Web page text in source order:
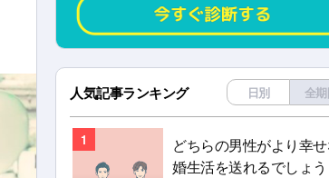
人気記事ランキング 日別 全
1
どちらの男性がより幸
婚生活を送れるでしょう